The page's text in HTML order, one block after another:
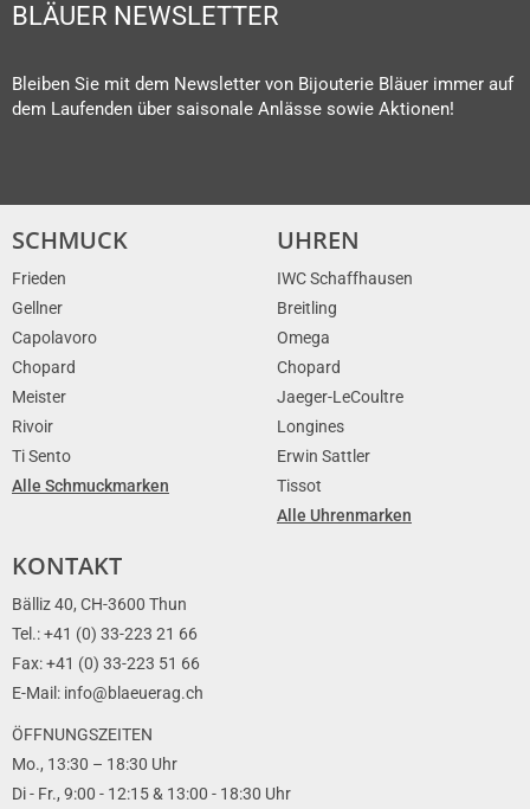
BLÄUER NEWSLETTER
Bleiben Sie mit dem Newsletter von Bijouterie Bläuer immer auf
dem Laufenden über saisonale Anlässe sowie Aktionen!
SCHMUCK
Frieden
Gellner
Capolavoro
Chopard
Meister
Rivoir
Ti Sento
Alle Schmuckmarken
UHREN
IWC Schaffhausen
Breitling
Omega
Chopard
Jaeger-LeCoultre
Longines
Erwin Sattler
Tissot
Alle Uhrenmarken
KONTAKT
Bälliz 40, CH-3600 Thun
Tel.: +41 (0) 33-223 21 66
Fax: +41 (0) 33-223 51 66
E-Mail: info@blaeuerag.ch
ÖFFNUNGSZEITEN
Mo., 13:30 – 18:30 Uhr
Di - Fr., 9:00 - 12:15 & 13:00 - 18:30 Uhr